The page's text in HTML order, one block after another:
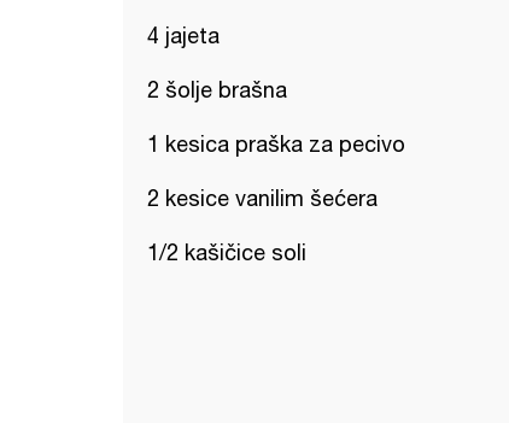
4 jajeta
2 šolje brašna
1 kesica praška za pecivo
2 kesice vanilim šećera
1/2 kašičice soli